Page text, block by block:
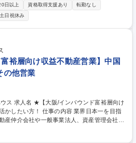
については社内での総務業務を担当(全体割
お任せします。
スケジュールを把握した上での移動や交通状
業務、役員をはじめとした各関係者と接する
葉遣い･立ち居振る舞い･マナー等も重要とな
時間に総務等、幅広く業務に携われます。
募集職種 【大阪】役員運転
以上◎年収500万～
日以上 資格取得支援あり
転勤なし
土日祝休み
富裕層向け収益不動産営業】中国
の他営業
裕層向け
内容 業界日本一を目指
産仲介会社や一般事業法人、資産管理会社な
向けに収益不動産の営業をお任せします。中